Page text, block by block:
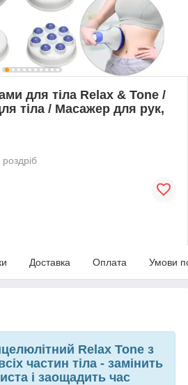
для тіла Relax & Tone /
тіла / Масажер для рук,
роздріб
Доставка Оплата Умови
Relax Tone з
частин тіла - замінить
і заощадить час